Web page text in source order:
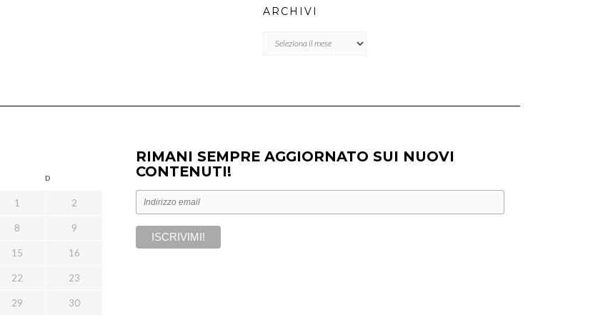
ARCHIVI
D
1 2
8 9
15 16
22 23
29 30
RIMANI SEMPRE AGGIORNATO SUI NUOVI
CONTENUTI!